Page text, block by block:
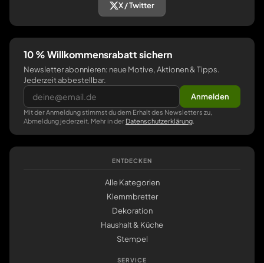
X / Twitter
10 % Willkommensrabatt sichern
Newsletter abonnieren: neue Motive, Aktionen & Tipps.
Jederzeit abbestellbar.
Anmelden
Mit der Anmeldung stimmst du dem Erhalt des Newsletters zu,
Abmeldung jederzeit. Mehr in der Datenschutzerklärung
ENTDECKEN
Alle Kategorien
Klemmbretter
Dekoration
Haushalt & Küche
Stempel
SERVICE